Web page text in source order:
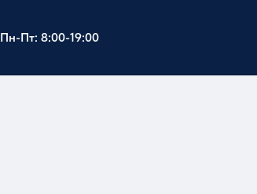
Пн-Пт: 8:00-19:00